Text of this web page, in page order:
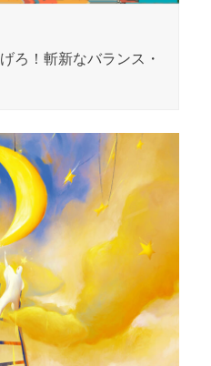
ろ！斬新なバランス・